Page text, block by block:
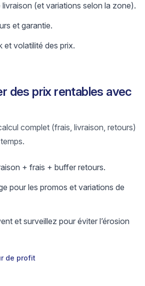
livraison (et variations selon la zone).
et garantie.
et volatilité des prix.
des prix rentables avec
complet (frais, livraison, retours)
+ frais + buffer retours.
pour les promos et variations de
et surveillez pour éviter l’érosion
de profit